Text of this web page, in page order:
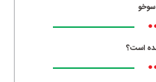
سوخو
شده است؟